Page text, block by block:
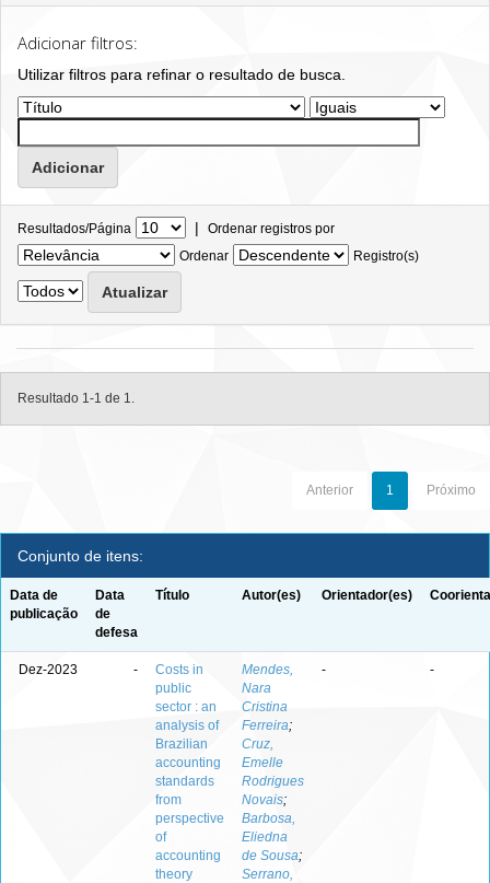
Adicionar filtros:
Utilizar filtros para refinar o resultado de busca.
Resultados/Página | Ordenar registros por
Ordenar
Registro(s)
Resultado 1-1 de 1.
Anterior 1 Próximo
Conjunto de itens:
Data de
publicação
Data
de
defesa
Título Autor(es) Orientador(es)
Dez-2023 -
Costs in
public
sector : an
analysis of
Brazilian
accounting
standards
from
perspective
of
accounting
theory
Mendes,
Nara
Cristina
Ferreira;
Cruz,
Emelle
Rodrigues
Novais;
Barbosa,
Eliedna
de Sousa;
Serrano,
- -